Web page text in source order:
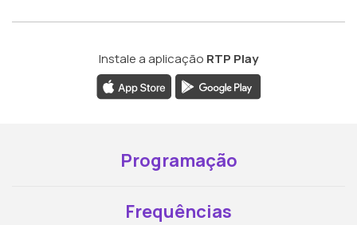
Instale a aplicação RTP Play
Programação
Frequências